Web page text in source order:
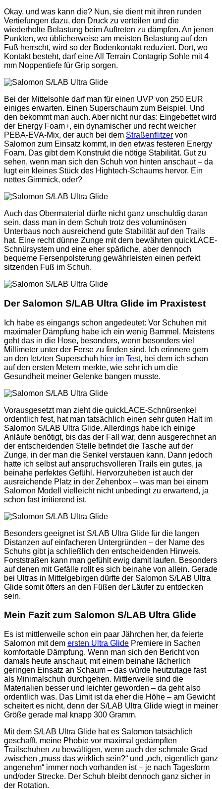
Okay, und was kann die? Nun, sie dient mit ihren runden
Vertiefungen dazu, den Druck zu verteilen und die
wiederholte Belastung beim Auftreten zu dämpfen. An jenen
Punkten, wo üblicherweise am meisten Belastung auf den
Fuß herrscht, wird so der Bodenkontakt reduziert. Dort, wo
Kontakt besteht, darf eine All Terrain Contagrip Sohle mit 4
mm Noppentiefe für Grip sorgen.
Bei der Mittelsohle darf man für einen UVP von 250 EUR
einiges erwarten. Einen Superschaum zum Beispiel. Und
den bekommt man auch. Aber nicht nur das: Eingebettet wird
der Energy Foam+, ein dynamischer und recht weicher
PEBA-EVA-Mix, der auch bei dem Straßenflitzer von
Salomon zum Einsatz kommt, in den etwas festeren Energy
Foam. Das gibt dem Konstrukt die nötige Stabilität. Gut zu
sehen, wenn man sich den Schuh von hinten anschaut – da
lugt ein kleines Stück des Hightech-Schaums hervor. Ein
nettes Gimmick, oder?
Auch das Obermaterial dürfte nicht ganz unschuldig daran
sein, dass man in dem Schuh trotz des voluminösen
Unterbaus noch ausreichend gute Stabilität auf den Trails
hat. Eine recht dünne Zunge mit dem bewährten quickLACE-
Schnürsystem und eine eher spärliche, aber dennoch
bequeme Fersenpolsterung gewährleisten einen perfekt
sitzenden Fuß im Schuh.
Der Salomon S/LAB Ultra Glide im Praxistest
Ich habe es eingangs schon angedeutet: Vor Schuhen mit
maximaler Dämpfung habe ich ein wenig Bammel. Meistens
geht das in die Hose, besonders, wenn besonders viel
Millimeter unter der Ferse zu finden sind. Ich erinnere gern
an den letzten Superschuh hier im Test, bei dem ich schon
auf den ersten Metern merkte, wie sehr ich um die
Gesundheit meiner Gelenke bangen musste.
Vorausgesetzt man zieht die quickLACE-Schnürsenkel
ordentlich fest, hat man tatsächlich einen sehr guten Halt im
Salomon S/LAB Ultra Glide. Allerdings habe ich einige
Anläufe benötigt, bis das der Fall war, denn ausgerechnet an
der entscheidenden Stelle befindet die Tasche auf der
Zunge, in der man die Senkel verstauen kann. Dann jedoch
hatte ich selbst auf anspruchsvolleren Trails ein gutes, ja
beinahe perfektes Gefühl. Hervorzuheben ist auch der
ausreichende Platz in der Zehenbox – was man bei einem
Salomon Modell vielleicht nicht unbedingt zu erwartend, ja
schon fast irritierend ist.
Besonders geeignet ist S/LAB Ultra Glide für die langen
Distanzen auf einfacheren Untergründen – der Name des
Schuhs gibt ja schließlich den entscheidenden Hinweis.
Forststraßen kann man gefühlt ewig damit laufen. Besonders
auf denen mit Gefälle rollt es sich beinahe von allein. Gerade
bei Ultras in Mittelgebirgen dürfte der Salomon S/LAB Ultra
Glide somit öfters an den Füßen der Läufer zu entdecken
sein.
Mein Fazit zum Salomon S/LAB Ultra Glide
Es ist mittlerweile schon ein paar Jährchen her, da feierte
Salomon mit dem ersten Ultra Glide Premiere in Sachen
komfortable Dämpfung. Wenn man sich den Bericht von
damals heute anschaut, mit einem beinahe lächerlich
geringen Einsatz an Schaum – das würde heutzutage fast
als Minimalschuh durchgehen. Mittlerweile sind die
Materialien besser und leichter geworden – da geht also
ordentlich was. Das Limit ist da eher die Höhe – am Gewicht
scheitert es nicht, denn der S/LAB Ultra Glide wiegt in meiner
Größe gerade mal knapp 300 Gramm.
Mit dem S/LAB Ultra Glide hat es Salomon tatsächlich
geschafft, meine Phobie vor maximal gedämpften
Trailschuhen zu bewältigen, wenn auch der schmale Grad
zwischen „muss das wirklich sein?“ und „och, eigentlich ganz
angenehm“ immer noch vorhanden ist – je nach Tagesform
und/oder Strecke. Der Schuh bleibt dennoch ganz sicher in
der Rotation.